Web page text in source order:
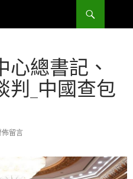
心總書記、
判_中國查包
佈留言